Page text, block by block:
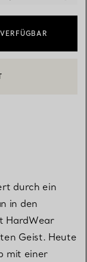
ODER EINEN
durch ein
in den
HardWear
Geist. Heute
mit einer